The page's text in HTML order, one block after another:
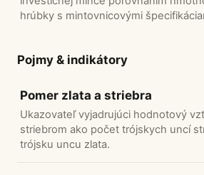
hrúbky s mintovnicovými
Pojmy & indikátory
Pomer zlata a striebra
Ukazovateľ vyjadrujúci hodnotový
striebrom ako počet trójskych uncí
trójsku uncu zlata.